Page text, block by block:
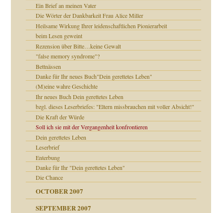
Ein Brief an meinen Vater
Die Wörter der Dankbarkeit Frau Alice Miller
Heilsame Wirkung Ihrer leidenschaftlichen Pionierarbeit
beim Lesen geweint
Rezension über Bitte…keine Gewalt
"false memory syndrome"?
Bettnässen
Danke für Ihr neues Buch"Dein gerettetes Leben"
(M)eine wahre Geschichte
Ihr neues Buch Dein gerettetes Leben
bzgl. dieses Leserbriefes: "Eltern missbrauchen mit voller Absicht!"
Die Kraft der Würde
Soll ich sie mit der Vergangenheit konfrontieren
Dein gerettetes Leben
Leserbrief
Enterbung
Danke für Ihr "Dein gerettetes Leben"
Die Chance
OCTOBER 2007
SEPTEMBER 2007